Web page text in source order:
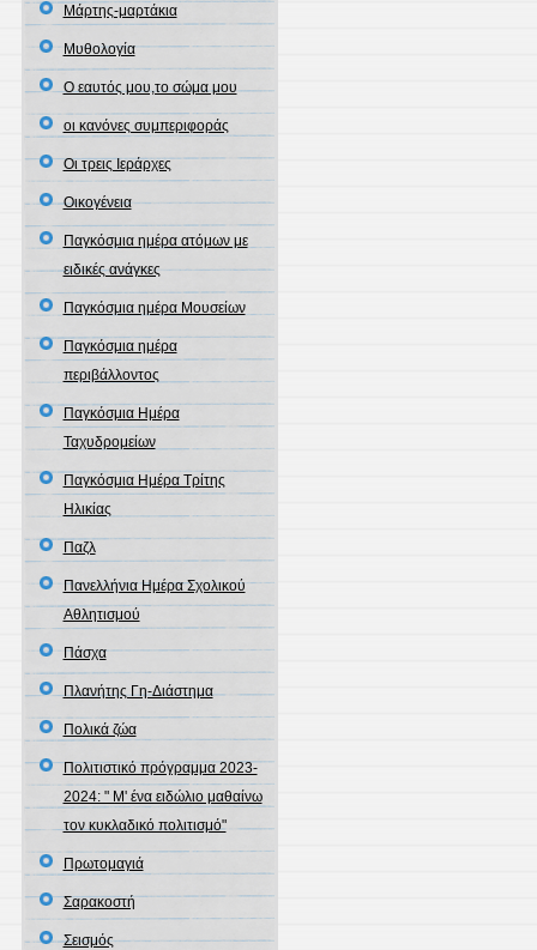
Μάρτης-μαρτάκια
Μυθολογία
Ο εαυτός μου,το σώμα μου
οι κανόνες συμπεριφοράς
Οι τρεις Ιεράρχες
Οικογένεια
Παγκόσμια ημέρα ατόμων με
ειδικές ανάγκες
Παγκόσμια ημέρα Μουσείων
Παγκόσμια ημέρα
περιβάλλοντος
Παγκόσμια Ημέρα
Ταχυδρομείων
Παγκόσμια Ημέρα Τρίτης
Ηλικίας
Παζλ
Πανελλήνια Ημέρα Σχολικού
Αθλητισμού
Πάσχα
Πλανήτης Γη-Διάστημα
Πολικά ζώα
Πολιτιστικό πρόγραμμα 2023-
2024: " Μ' ένα ειδώλιο μαθαίνω
τον κυκλαδικό πολιτισμό"
Πρωτομαγιά
Σαρακοστή
Σεισμός